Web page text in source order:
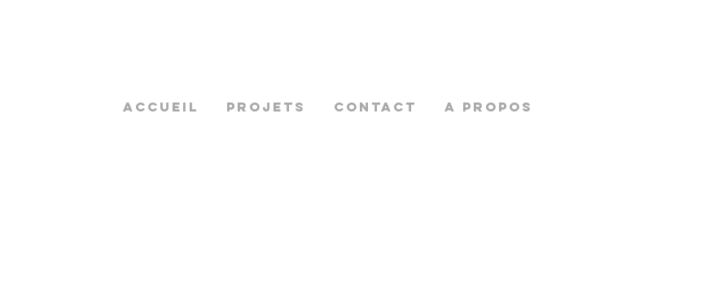
ACCUEIL PROJETS CONTACT A PROPOS